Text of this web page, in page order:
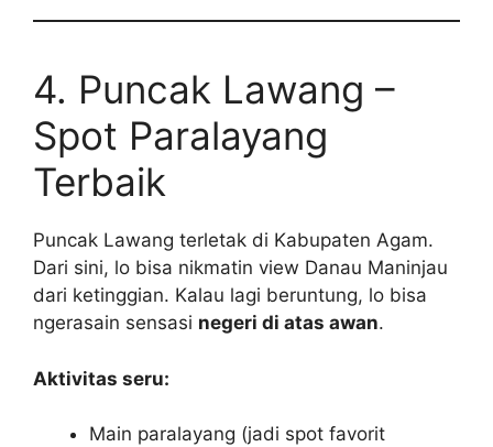
4. Puncak Lawang –
Spot Paralayang
Terbaik
Puncak Lawang terletak di Kabupaten Agam.
Dari sini, lo bisa nikmatin view Danau Maninjau
dari ketinggian. Kalau lagi beruntung, lo bisa
ngerasain sensasi negeri di atas awan.
Aktivitas seru:
Main paralayang (jadi spot favorit